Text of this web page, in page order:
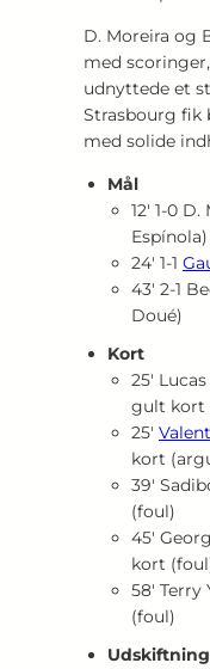
D. Moreira og
med
udnyttede et
Strasbourg fik
med solide
Mål
12′ 1‑0
Espínola)
24′ 1‑1
43′ 2‑1
Doué)
Kort
25′
gult kort
25′
kort
39′
(foul)
45′
kort
58′
(foul)